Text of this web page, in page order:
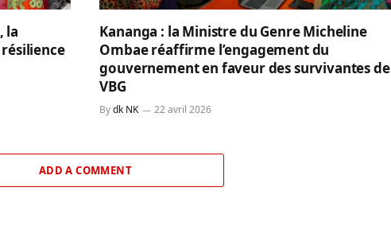
la
Kananga : la Ministre du Genre Micheline
Ombae réaffirme l’engagement du
gouvernement en faveur des survivantes de
VBG
By dk NK 22 avril 2026
ADD A COMMENT